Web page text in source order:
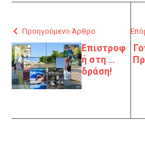
Προηγούμενο Άρθρο
Επιστροφ
ή στη …
δράση!